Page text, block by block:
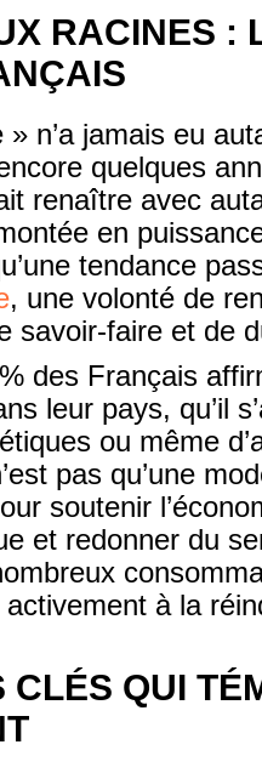
RACINES :
n’a jamais eu
quelques
renaître avec
en
tendance
, une volonté de
savoir-faire et de
des Français
leur pays, qu’il
ou même
pas qu’une
soutenir
et redonner du
à la
CLÉS QUI